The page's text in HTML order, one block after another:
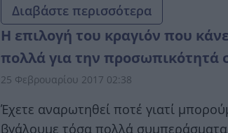
Διαβάστε περισσότερα
Η επιλογή του κραγιόν που
πολλά για την προσωπικότητά
25 Φεβρουαρίου 2017 02:38
Έχετε αναρωτηθεί ποτέ γιατί
βγάλουμε τόσα πολλά συμπεράσματα